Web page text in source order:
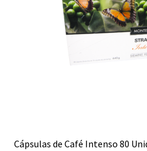
Cápsulas de Café Intenso 80